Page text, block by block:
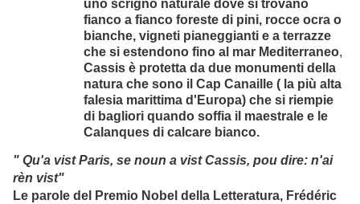
uno scrigno naturale dove si trovano
fianco a fianco foreste di pini, rocce ocra o
bianche, vigneti pianeggianti e a terrazze
che si estendono fino al mar Mediterraneo,
Cassis è protetta da due monumenti della
natura che sono il Cap Canaille ( la più alta
falesia marittima d'Europa) che si riempie
di bagliori quando soffia il maestrale e le
Calanques di calcare bianco.
" Qu'a vist Paris, se noun a vist Cassis, pou dire: n'ai
rèn vist"
Le parole del Premio Nobel della Letteratura, Frédéric